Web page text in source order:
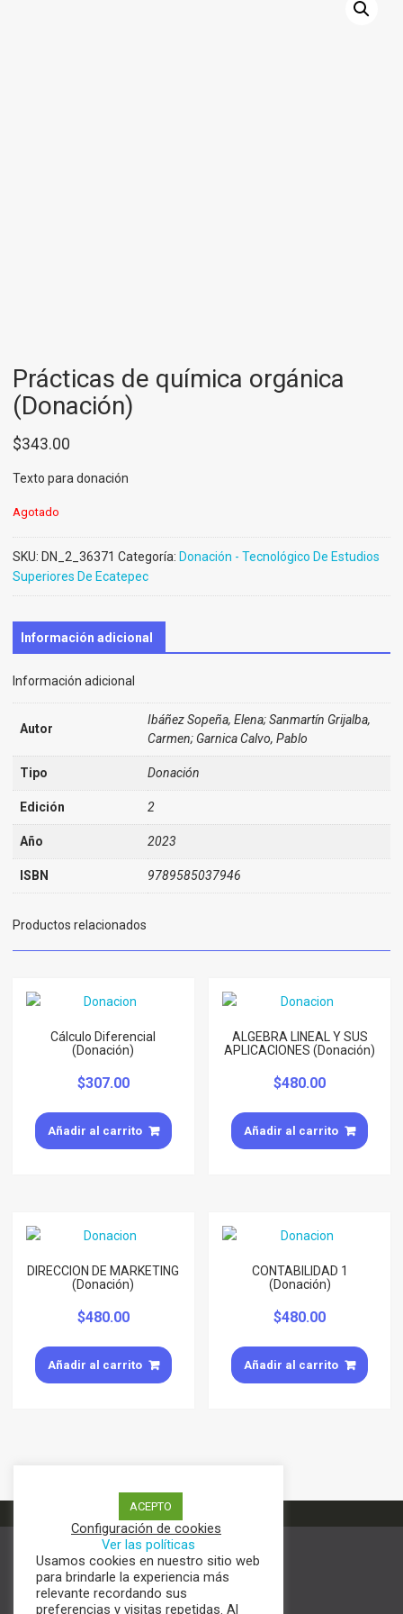
Prácticas de química orgánica
(Donación)
$343.00
Texto para donación
Agotado
SKU: DN_2_36371 Categoría: Donación - Tecnológico De Estudios
Superiores De Ecatepec
Información adicional
Información adicional
Autor
Ibáñez Sopeña, Elena; Sanmartín Grijalba,
Carmen; Garnica Calvo, Pablo
Tipo Donación
Edición 2
Año 2023
ISBN 9789585037946
Productos relacionados
Cálculo Diferencial
(Donación)
$307.00
Añadir al carrito
ALGEBRA LINEAL Y SUS
APLICACIONES (Donación)
$480.00
Añadir al carrito
DIRECCION DE MARKETING
(Donación)
$480.00
Añadir al carrito
CONTABILIDAD 1
(Donación)
$480.00
Añadir al carrito
Términos y condiciones
Aviso de Privacidad
Política de cookies
ACEPTO
Configuración de cookies
Ver las políticas
Usamos cookies en nuestro sitio web
para brindarle la experiencia más
relevante recordando sus
preferencias y visitas repetidas. Al